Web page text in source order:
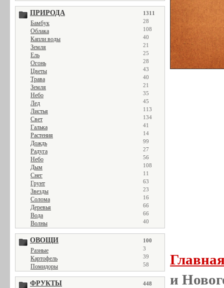
ПРИРОДА 1311
Бамбук 28
Облака 108
Капли воды 40
Земля 21
Ель 25
Огонь 28
Цветы 43
Трава 40
Земля 21
Небо 35
Лед 45
Листья 113
Свет 134
Галька 41
Растения 14
Дождь 99
Радуга 27
Небо 56
Дым 108
Снег 11
Грунт 63
Звезды 23
Солома 16
Деревья 66
Вода 66
Волны 40
ОВОЩИ 100
Разные 3
Картофель 39
Помидоры 58
ФРУКТЫ 448
и